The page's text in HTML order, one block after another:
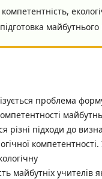
компетентність,
проблема
різні підходи до
майбутніх учителів